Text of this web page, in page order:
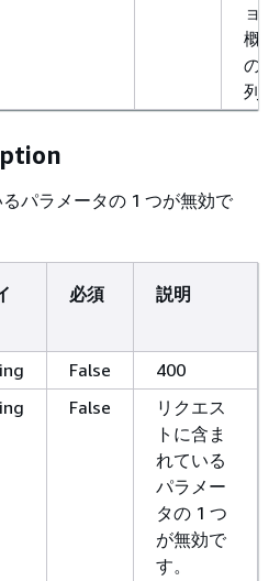
ョン
概要
の配
列。
パラメータの 1 つが無効で
必須 説明
False 400
False
リクエス
トに含ま
れている
パラメー
タの 1 つ
が無効で
す。